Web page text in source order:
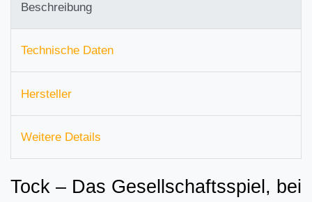
Beschreibung
Technische Daten
Hersteller
Weitere Details
Tock – Das Gesellschaftsspiel, bei